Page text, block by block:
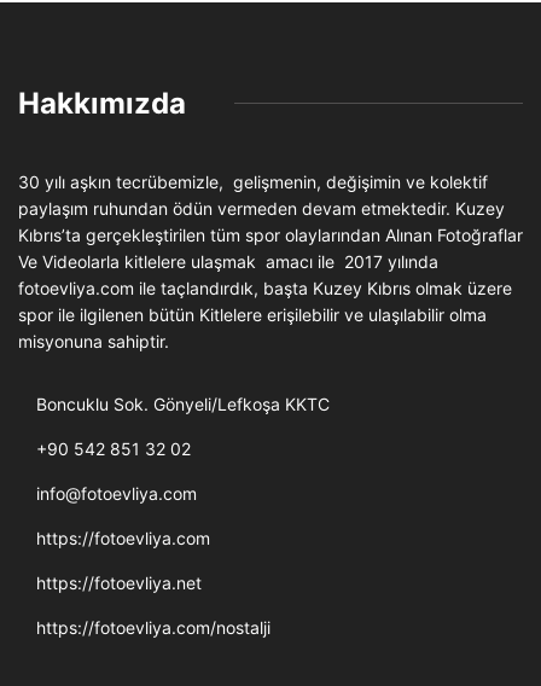
Hakkımızda
30 yılı aşkın tecrübemizle, gelişmenin, değişimin ve kolektif
paylaşım ruhundan ödün vermeden devam etmektedir. Kuzey
Kıbrıs’ta gerçekleştirilen tüm spor olaylarından Alınan Fotoğraflar
Ve Videolarla kitlelere ulaşmak amacı ile 2017 yılında
fotoevliya.com ile taçlandırdık, başta Kuzey Kıbrıs olmak üzere
spor ile ilgilenen bütün Kitlelere erişilebilir ve ulaşılabilir olma
misyonuna sahiptir.
Boncuklu Sok. Gönyeli/Lefkoşa KKTC
+90 542 851 32 02
info@fotoevliya.com
https://fotoevliya.com
https://fotoevliya.net
https://fotoevliya.com/nostalji